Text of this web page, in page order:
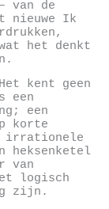
van de
nieuwe Ik
het denkt
kent geen
een
een
korte
irrationele
heksenketel
van
logisch
zijn.